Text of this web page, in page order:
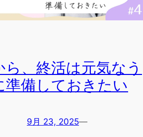
ら、終活は元気なう
準備しておきたい
9月 23, 2025—